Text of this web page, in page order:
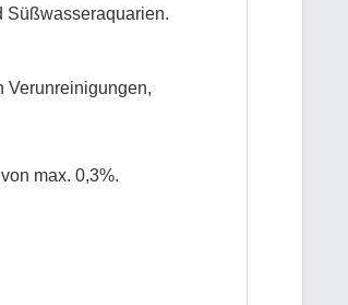
Süßwasseraquarien.
Verunreinigungen,
max. 0,3%.